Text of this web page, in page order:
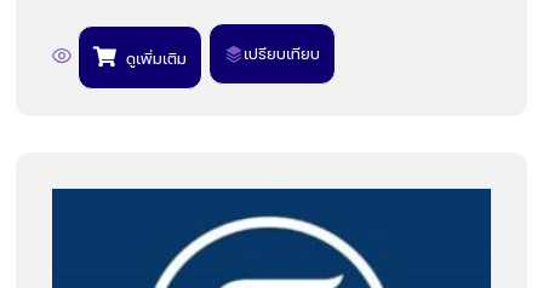
ดูเพิ่มเติม เปรียบเทียบ